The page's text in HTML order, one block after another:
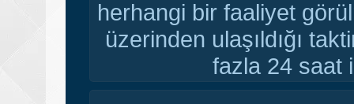
herhangi bir faaliyet
üzerinden ulaşıldığı
fazla 24 saat